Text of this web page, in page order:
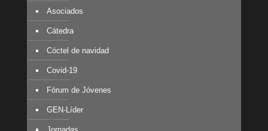
Asociados
Cátedra
Cóctel de navidad
Covid-19
Fórum de Jóvenes
GEN-Líder